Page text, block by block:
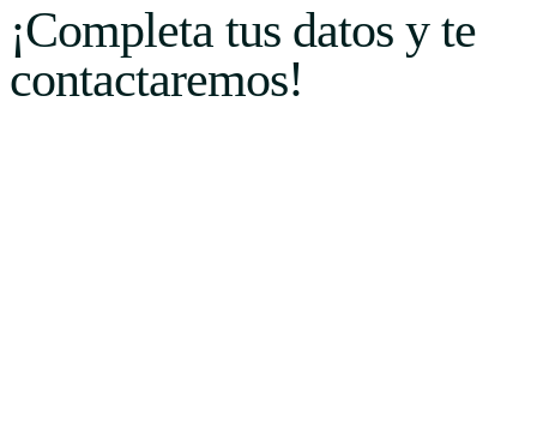
¡Completa tus datos y te
contactaremos!